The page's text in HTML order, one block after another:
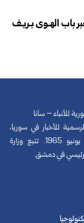
باب الهـوى بـريـف
للأنباء – سانا
للأخبار في سوريا،
تأسست في 24 يونيو 1965. تتبع وزارة
في دمشق.